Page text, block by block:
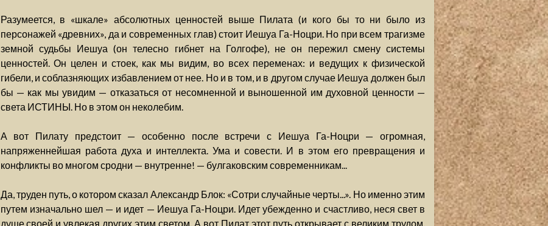
Разумеется, в «шкале» абсолютных ценностей выше Пилата (и кого бы то ни было из
персонажей «древних», да и современных глав) стоит Иешуа Га-Ноцри. Но при всем трагизме
земной судьбы Иешуа (он телесно гибнет на Голгофе), не он пережил смену системы
ценностей. Он целен и стоек, как мы видим, во всех переменах: и ведущих к физической
гибели, и соблазняющих избавлением от нее. Но и в том, и в другом случае Иешуа должен был
бы — как мы увидим — отказаться от несомненной и выношенной им духовной ценности —
света ИСТИНЫ. Но в этом он неколебим.
А вот Пилату предстоит — особенно после встречи с Иешуа Га-Ноцри — огромная,
напряженнейшая работа духа и интеллекта. Ума и совести. И в этом его превращения и
конфликты во многом сродни — внутренне! — булгаковским современникам...
Да, труден путь, о котором сказал Александр Блок: «Сотри случайные черты...». Но именно этим
путем изначально шел — и идет — Иешуа Га-Ноцри. Идет убежденно и счастливо, неся свет в
душе своей и увлекая других этим светом. А вот Пилат этот путь открывает с великим трудом,